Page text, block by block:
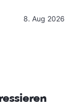
8. Aug 2026